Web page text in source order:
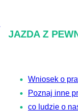
JAZDA Z
Wniosek o
Poznaj inne
co ludzie o